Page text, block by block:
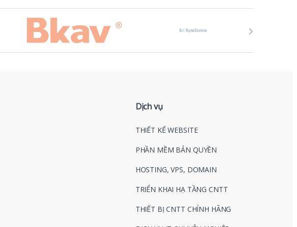
Dịch vụ
THIẾT KẾ WEBSITE
PHẦN MỀM BẢN QUYỀN
HOSTING, VPS, DOMAIN
TRIỂN KHAI HẠ TẦNG CNTT
THIẾT BỊ CNTT CHÍNH HÃNG